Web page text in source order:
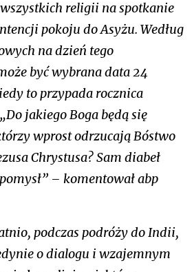
religii na spotkanie
pokoju do Asyżu. Według
na dzień tego
być wybrana data 24
to przypada rocznica
jakiego Boga będą się
wprost odrzucają Bóstwo
Chrystusa? Sam diabeł
– komentował abp
podczas podróży do Indii,
o dialogu i wzajemnym